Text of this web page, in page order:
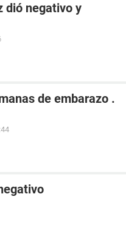
dió negativo y
de embarazo .